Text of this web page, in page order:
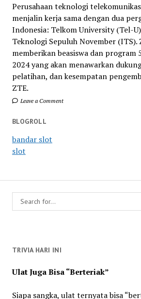
Perusahaan teknologi
menjalin kerja sama dengan dua
Indonesia: Telkom University (Tel-
Teknologi Sepuluh November (ITS).
memberikan beasiswa dan program
2024 yang akan menawarkan
pelatihan, dan kesempatan
ZTE.
Leave a Comment
BLOGROLL
bandar slot
slot
TRIVIA HARI INI
Ulat Juga Bisa “Berteriak”
Siapa sangka, ulat ternyata bisa